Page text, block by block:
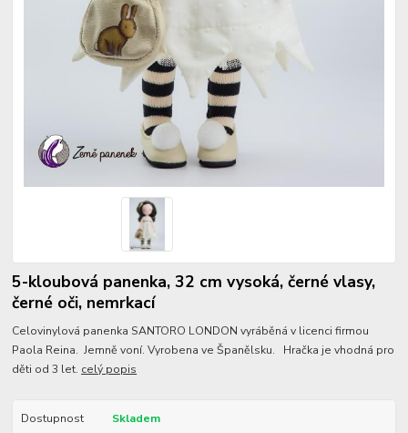
5-kloubová panenka, 32 cm vysoká, černé vlasy,
černé oči, nemrkací
Celovinylová panenka SANTORO LONDON vyráběná v licenci firmou
Paola Reina. Jemně voní. Vyrobena ve Španělsku. Hračka je vhodná pro
děti od 3 let. celý popis
Dostupnost Skladem